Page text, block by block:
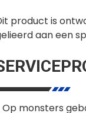
product is
aan een
Op monsters